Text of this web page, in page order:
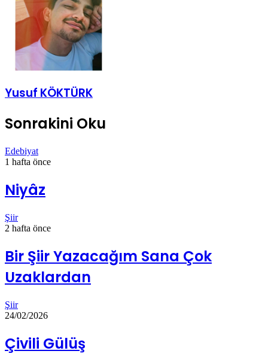
Yusuf KÖKTÜRK
Sonrakini Oku
Edebiyat
1 hafta önce
Niyâz
Şiir
2 hafta önce
Bir Şiir Yazacağım Sana Çok
Uzaklardan
Şiir
24/02/2026
Çivili Gülüş